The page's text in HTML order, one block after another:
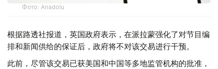
Фото: Аnadolu
根据路透社报道，英国政府表示，在派拉蒙强化了对节目编
排和新闻供给的保证后，政府将不对该交易进行干预。
此前，尽管该交易已获美国和中国等多地监管机构的批准，